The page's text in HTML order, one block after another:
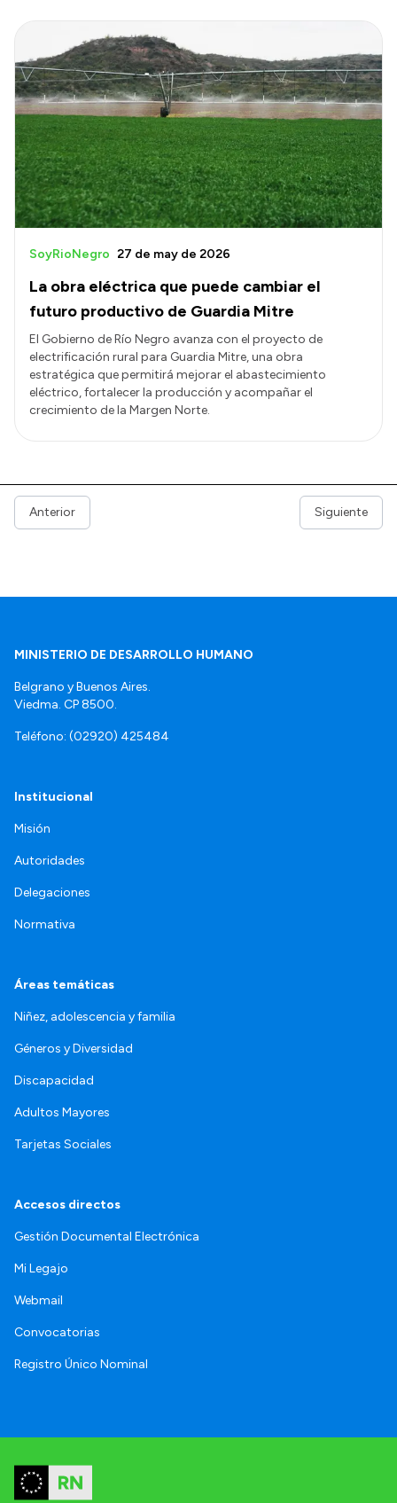
La obra eléctrica que puede cambiar el
futuro productivo de Guardia Mitre
SoyRioNegro 27 de may de 2026
El Gobierno de Río Negro avanza con el proyecto de
electrificación rural para Guardia Mitre, una obra
estratégica que permitirá mejorar el abastecimiento
eléctrico, fortalecer la producción y acompañar el
crecimiento de la Margen Norte.
Anterior Siguiente
MINISTERIO DE DESARROLLO HUMANO
Belgrano y Buenos Aires.
Viedma. CP 8500.
Teléfono: (02920) 425484
Institucional
Misión
Autoridades
Delegaciones
Normativa
Áreas temáticas
Niñez, adolescencia y familia
Géneros y Diversidad
Discapacidad
Adultos Mayores
Tarjetas Sociales
Accesos directos
Gestión Documental Electrónica
Mi Legajo
Webmail
Convocatorias
Registro Único Nominal